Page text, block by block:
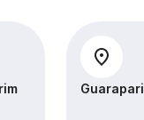
Guarapari